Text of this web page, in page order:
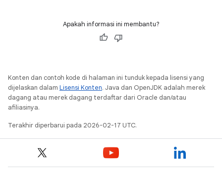
Apakah informasi ini membantu?
Konten dan contoh kode di halaman ini tunduk kepada lisensi yang
dijelaskan dalam Lisensi Konten. Java dan OpenJDK adalah merek
dagang atau merek dagang terdaftar dari Oracle dan/atau
afiliasinya.
Terakhir diperbarui pada 2026-02-17 UTC.